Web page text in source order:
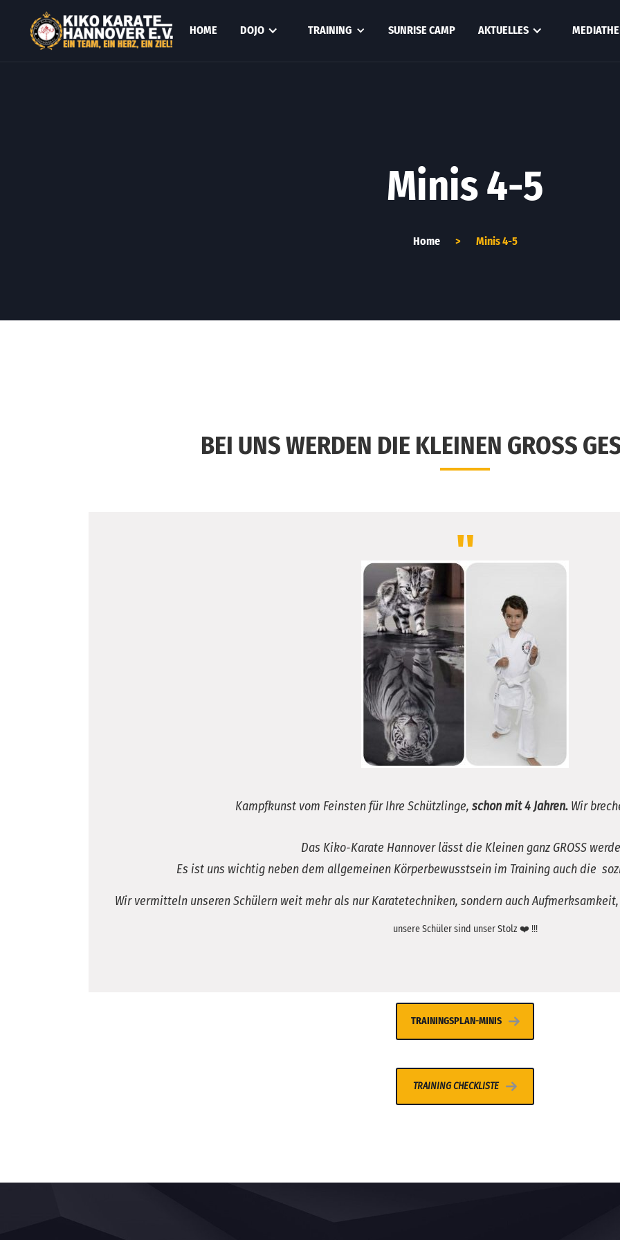
HOME DOJO TRAINING SUNRISE CAMP AKTUELLES
Minis 4-5
Home > Minis 4-5
BEI UNS WERDEN DIE KLEINEN GROSS
"
Kampfkunst vom Feinsten für Ihre Schützlinge, schon mit 4 Jahren.Wir
Das Kiko-Karate Hannover lässt die Kleinen ganz GROSS
Es ist uns wichtig neben dem allgemeinen Körperbewusstsein im Training auch die
Wir vermitteln unseren Schülern weit mehr als nur Karatetechniken, sondern auch Aufmerksamkeit,
unsere Schüler sind unser Stolz ❤️ !!!
TRAININGSPLAN-MINIS
TRAINING CHECKLISTE